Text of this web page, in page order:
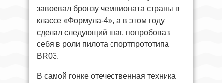
завоевал бронзу чемпионата страны в
классе «Формула-4», а в этом году
сделал следующий шаг, попробовав
себя в роли пилота спортпрототипа
BR03.
В самой гонке отечественная техника